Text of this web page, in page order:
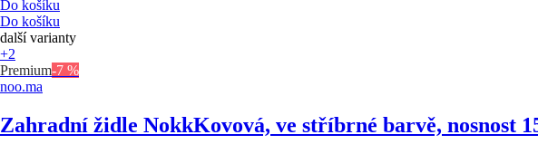
Do košíku
Do košíku
další varianty
+2
Premium-7 %
noo.ma
Zahradní židle NokkKovová, ve stříbrné barvě, nosnost